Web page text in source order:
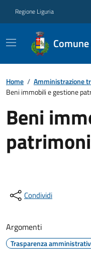
Regione Liguria
Home / Amministrazione
Beni immobili e gestione
Beni
Condividi
Argomenti
Trasparenza